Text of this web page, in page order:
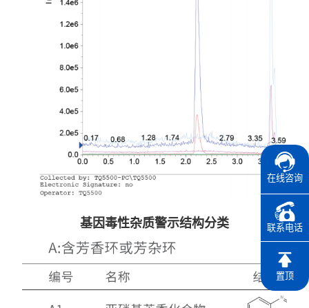
在线咨询
联系电话
置顶
基因毒性杂质警示结构分类